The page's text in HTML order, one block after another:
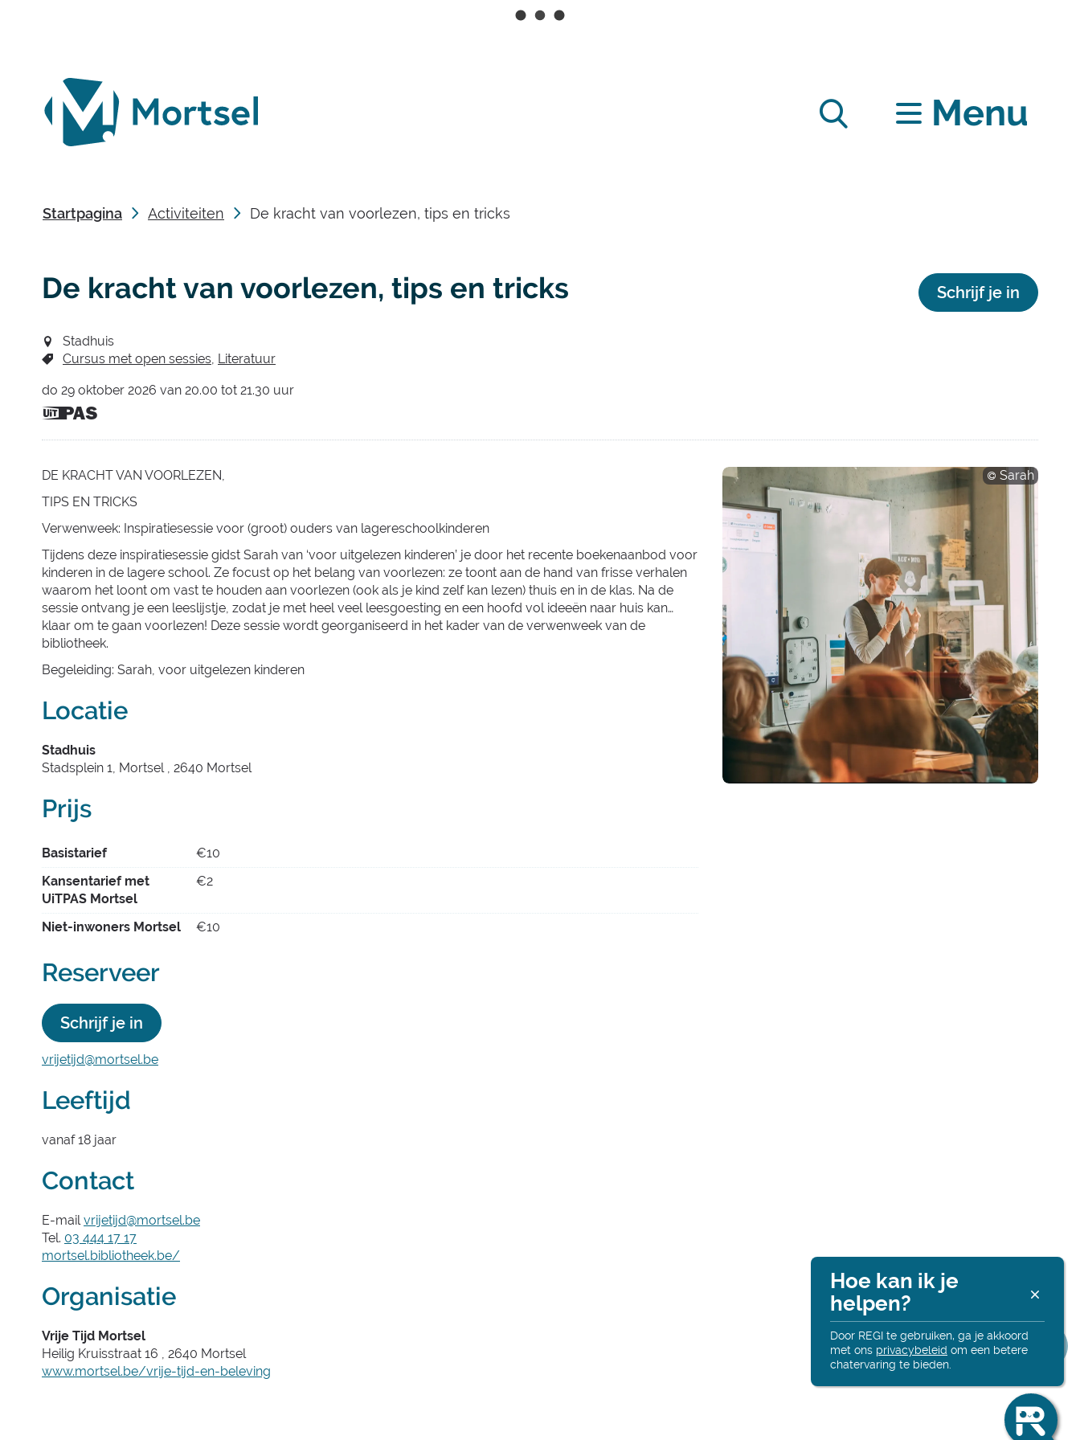
lokaal
bestuur
Mortsel
Menu
Startpagina Activiteiten De kracht van voorlezen, tips en tricks
De kracht van voorlezen, tips en tricks Schrijf je in
Stadhuis
Cursus met open sessies Literatuur
do 29 oktober 2026 van 20.00 tot 21.30 uur
Dit is
DE KRACHT VAN VOORLEZEN,
TIPS EN TRICKS
Verwenweek: Inspiratiesessie voor (groot) ouders van lagereschoolkinderen
Tijdens deze inspiratiesessie gidst Sarah van ‘voor uitgelezen kinderen’ je door het recente boekenaanbod voor
kinderen in de lagere school. Ze focust op het belang van voorlezen: ze toont aan de hand van frisse verhalen
waarom het loont om vast te houden aan voorlezen (ook als je kind zelf kan lezen) thuis en in de klas. Na de
sessie ontvang je een leeslijstje, zodat je met heel veel leesgoesting en een hoofd vol ideeën naar huis kan…
klaar om te gaan voorlezen! Deze sessie wordt georganiseerd in het kader van de verwenweek van de
bibliotheek.
Begeleiding: Sarah, voor uitgelezen kinderen
Locatie
Stadhuis
Stadsplein 1, Mortsel , 2640 Mortsel
Prijs
Basistarief €10
Kansentarief met
UiTPAS Mortsel
€2
Niet-inwoners Mortsel €10
Reserveer
Schrijf je in
vrijetijd@mortsel.be
Leeftijd
vanaf 18 jaar
Contact
E-
mail
vrijetijd@mortsel.be
Tel. 03 444 17 17
Website
mortsel.bibliotheek.be/
Organisatie
Vrije Tijd Mortsel
Heilig Kruisstraat 16 , 2640 Mortsel
Website
www.mortsel.be/vrije-tijd-en-beleving
Sarah
Deel
Ik
ben
Hoe kan ik je
helpen?
Door REGI te gebruiken, ga je akkoord
met ons privacybeleid om een betere
chatervaring te bieden.